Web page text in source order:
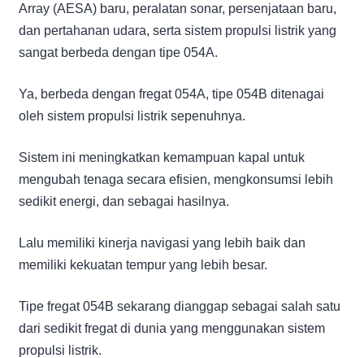
Array (AESA) baru, peralatan sonar, persenjataan baru,
dan pertahanan udara, serta sistem propulsi listrik yang
sangat berbeda dengan tipe 054A.
Ya, berbeda dengan fregat 054A, tipe 054B ditenagai
oleh sistem propulsi listrik sepenuhnya.
Sistem ini meningkatkan kemampuan kapal untuk
mengubah tenaga secara efisien, mengkonsumsi lebih
sedikit energi, dan sebagai hasilnya.
Lalu memiliki kinerja navigasi yang lebih baik dan
memiliki kekuatan tempur yang lebih besar.
Tipe fregat 054B sekarang dianggap sebagai salah satu
dari sedikit fregat di dunia yang menggunakan sistem
propulsi listrik.